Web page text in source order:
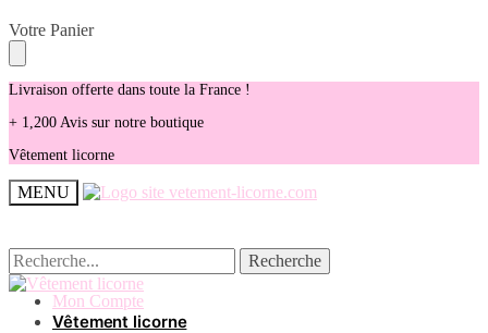
Skip
to
navigation
Skip
to
content
Votre Panier
Livraison offerte dans toute la France !
+ 1,200 Avis sur notre boutique
Vêtement licorne
MENU
Recherche
pour :
Recherche
Mon Compte
Recherche
pour :
Recherche
Vêtement licorne